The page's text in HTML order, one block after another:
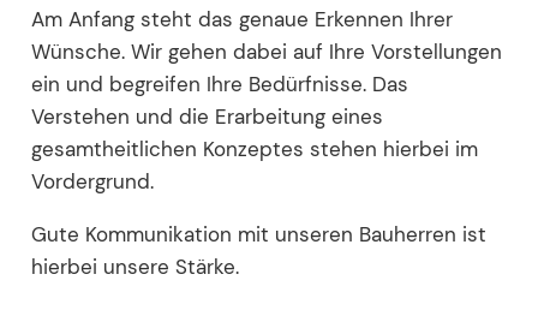
Am Anfang steht das genaue Erkennen Ihrer
Wünsche. Wir gehen dabei auf Ihre Vorstellungen
ein und begreifen Ihre Bedürfnisse. Das
Verstehen und die Erarbeitung eines
gesamtheitlichen Konzeptes stehen hierbei im
Vordergrund.
Gute Kommunikation mit unseren Bauherren ist
hierbei unsere Stärke.